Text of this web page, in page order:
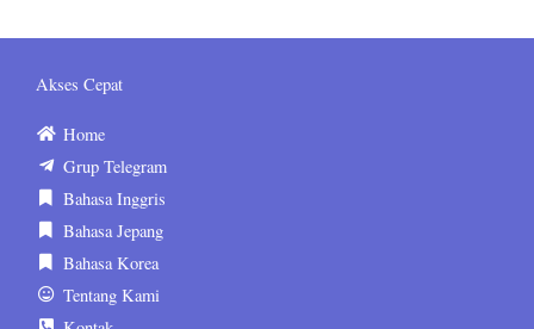
Akses Cepat
Home
Grup Telegram
Bahasa Inggris
Bahasa Jepang
Bahasa Korea
Tentang Kami